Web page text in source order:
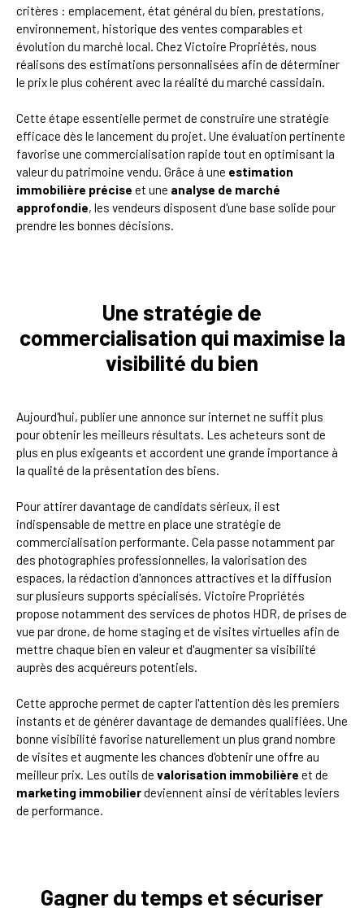
critères : emplacement, état général du bien, prestations,
environnement, historique des ventes comparables et
évolution du marché local. Chez Victoire Propriétés, nous
réalisons des estimations personnalisées afin de déterminer
le prix le plus cohérent avec la réalité du marché cassidain.
Cette étape essentielle permet de construire une stratégie
efficace dès le lancement du projet. Une évaluation pertinente
favorise une commercialisation rapide tout en optimisant la
valeur du patrimoine vendu. Grâce à une estimation
immobilière précise et une analyse de marché
approfondie, les vendeurs disposent d'une base solide pour
prendre les bonnes décisions.
Une stratégie de
commercialisation qui maximise la
visibilité du bien
Aujourd'hui, publier une annonce sur internet ne suffit plus
pour obtenir les meilleurs résultats. Les acheteurs sont de
plus en plus exigeants et accordent une grande importance à
la qualité de la présentation des biens.
Pour attirer davantage de candidats sérieux, il est
indispensable de mettre en place une stratégie de
commercialisation performante. Cela passe notamment par
des photographies professionnelles, la valorisation des
espaces, la rédaction d'annonces attractives et la diffusion
sur plusieurs supports spécialisés. Victoire Propriétés
propose notamment des services de photos HDR, de prises de
vue par drone, de home staging et de visites virtuelles afin de
mettre chaque bien en valeur et d'augmenter sa visibilité
auprès des acquéreurs potentiels.
Cette approche permet de capter l'attention dès les premiers
instants et de générer davantage de demandes qualifiées. Une
bonne visibilité favorise naturellement un plus grand nombre
de visites et augmente les chances d'obtenir une offre au
meilleur prix. Les outils de valorisation immobilière et de
marketing immobilierdeviennent ainsi de véritables leviers
de performance.
Gagner du temps et sécuriser